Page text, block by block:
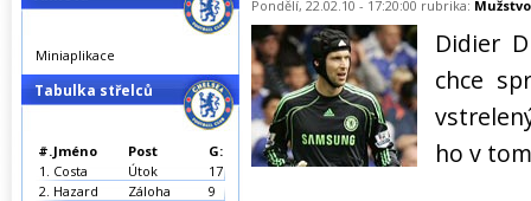
Pondělí, 22.02.10 - 17:20:00 rubrika: Mužstvo
Didier
chce
ho v
Miniaplikace
Tabulka střelců
#.Jméno Post
G:
1. Costa Útok
17
2. Hazard Záloha
9